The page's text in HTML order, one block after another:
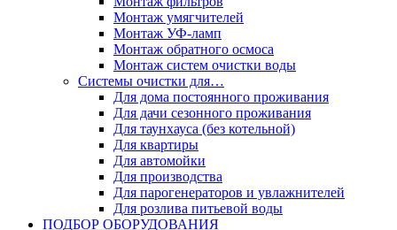
Монтаж умягчителей
Монтаж УФ-ламп
Монтаж обратного осмоса
Монтаж систем очистки воды
Системы очистки для…
Для дома постоянного проживания
Для дачи сезонного проживания
Для таунхауса (без котельной)
Для квартиры
Для автомойки
Для производства
Для парогенераторов и увлажнителей
Для розлива питьевой воды
ПОДБОР ОБОРУДОВАНИЯ